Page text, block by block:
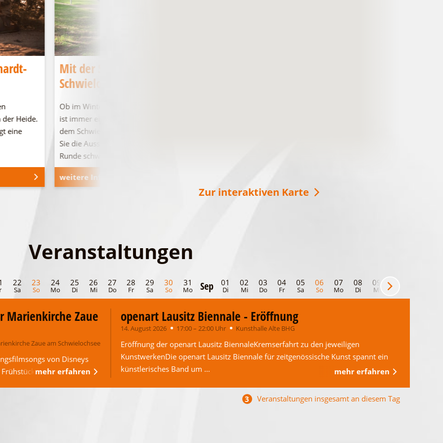
der Heide.
eine
Mit der SeeSauna über den
Schwielochsee
Ob im Winter oder im Sommer, die Seesauna
ist immer eine gute Idee für Entspannung auf
dem Schwielochsee! Vom Deck aus können
Sie die Aussicht genießen oder auch eine
Runde schwimmen gehen.
weitere Informationen
Zur interaktiven Karte
Veranstaltungen
22
Sa
23
So
24
Mo
25
Di
26
Mi
27
Do
28
Fr
29
Sa
30
So
31
Mo Sep 01
Di
02
Mi
03
Do
04
Fr
05
Sa
06
So
07
Mo
08
Di
09
Mi
10
Do
Marienkirche Zaue
Zaue am Schwielochsee
von Disneys
Frühstück bei …mehr erfahren
openart Lausitz Biennale - Eröffnung
14. August 2026 17:00 – 22:00 Uhr Kunsthalle Alte BHG
Eröffnung der openart Lausitz BiennaleKremserfahrt zu den jeweiligen
KunstwerkenDie openart Lausitz Biennale für zeitgenössische Kunst spannt ein
künstlerisches Band um …
mehr erfahren
3 Veranstaltungen insgesamt an diesem Tag